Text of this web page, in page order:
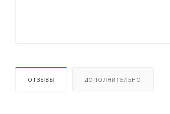
ОТЗЫВЫ ДОПОЛНИТЕЛЬНО